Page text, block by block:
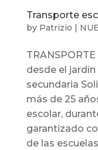
Transporte
by Patrizio |
desde el
secundaria
más de 25
escolar,
garantizado
de las